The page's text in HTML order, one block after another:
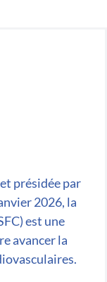
présidée par
2026, la
est une
avancer la